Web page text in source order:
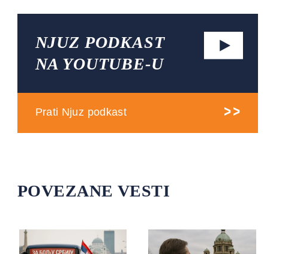
NJUZ PODKAST
NA YOUTUBE-U
Prati Njuz podkast
POVEZANE VESTI